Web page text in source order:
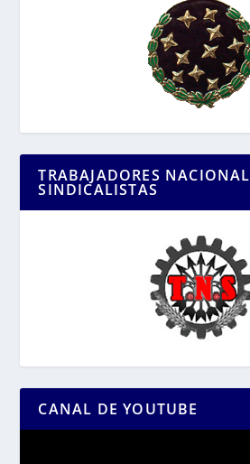
TRABAJADORES NACIONAL
SINDICALISTAS
CANAL DE YOUTUBE